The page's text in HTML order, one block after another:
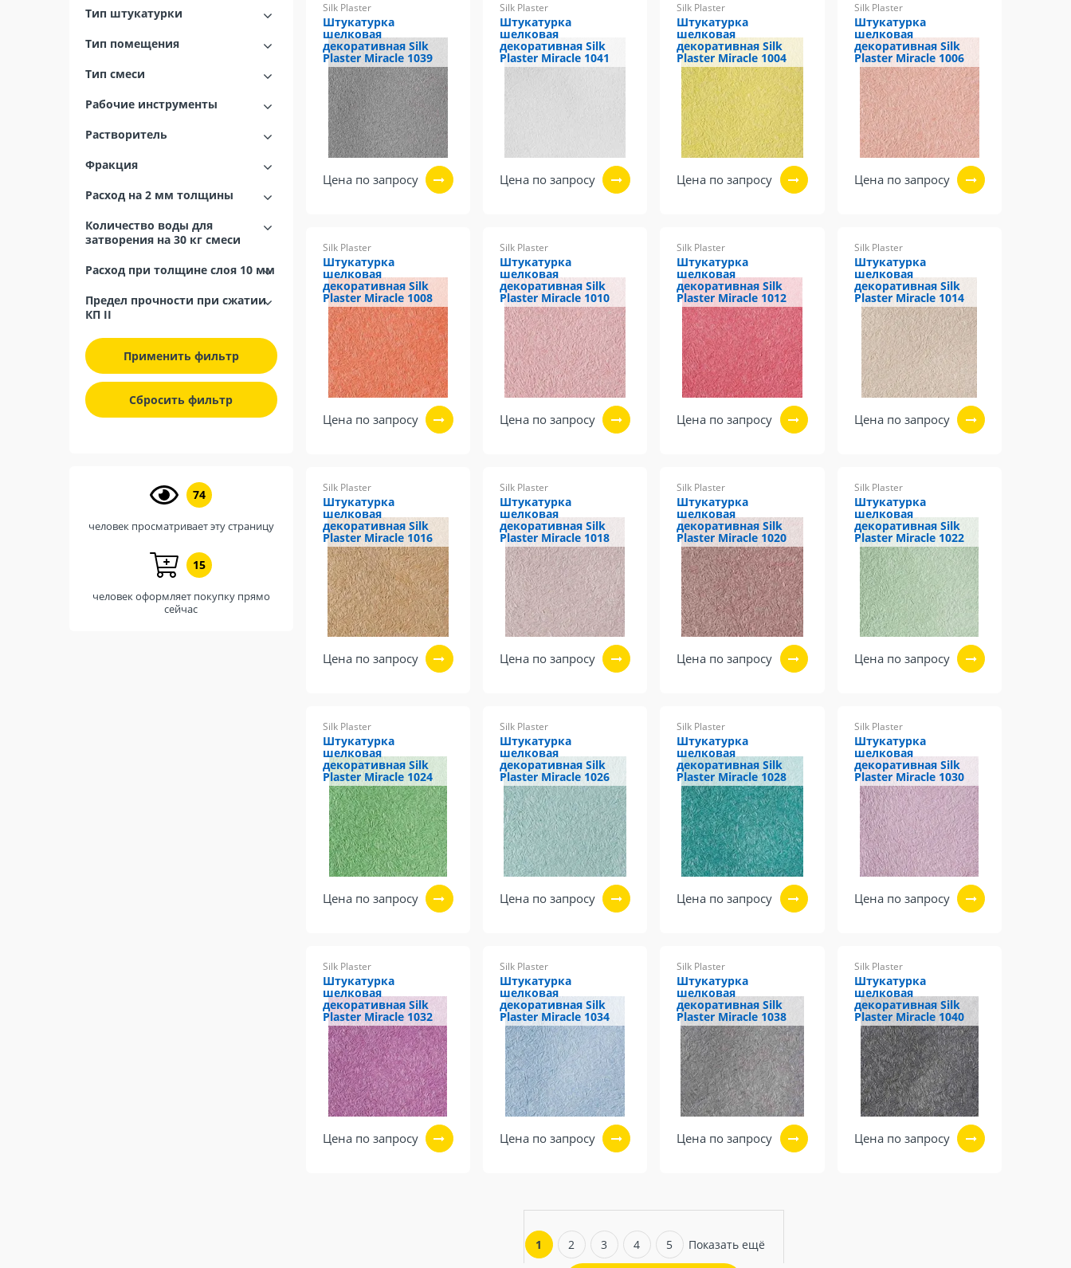
Тип штукатурки
Тип помещения
Тип смеси
Рабочие инструменты
Растворитель
Фракция
Расход на 2 мм толщины
Количество воды для
затворения на 30 кг смеси
Расход при толщине слоя 10 мм
Предел прочности при сжатии
КП II
Применить фильтр
Сбросить фильтр
74
человек просматривает эту страницу
15
человек оформляет покупку прямо
сейчас
Silk Plaster
Штукатурка
шелковая
декоративная Silk
Plaster Miracle 1039
Цена по запросу
Silk Plaster
Штукатурка
шелковая
декоративная Silk
Plaster Miracle 1041
Цена по запросу
Silk Plaster
Штукатурка
шелковая
декоративная Silk
Plaster Miracle 1004
Цена по запросу
Silk Plaster
Штукатурка
шелковая
декоративная Silk
Plaster Miracle 1006
Цена по запросу
Silk Plaster
Штукатурка
шелковая
декоративная Silk
Plaster Miracle 1008
Цена по запросу
Silk Plaster
Штукатурка
шелковая
декоративная Silk
Plaster Miracle 1010
Цена по запросу
Silk Plaster
Штукатурка
шелковая
декоративная Silk
Plaster Miracle 1012
Цена по запросу
Silk Plaster
Штукатурка
шелковая
декоративная Silk
Plaster Miracle 1014
Цена по запросу
Silk Plaster
Штукатурка
шелковая
декоративная Silk
Plaster Miracle 1016
Цена по запросу
Silk Plaster
Штукатурка
шелковая
декоративная Silk
Plaster Miracle 1018
Цена по запросу
Silk Plaster
Штукатурка
шелковая
декоративная Silk
Plaster Miracle 1020
Цена по запросу
Silk Plaster
Штукатурка
шелковая
декоративная Silk
Plaster Miracle 1022
Цена по запросу
Silk Plaster
Штукатурка
шелковая
декоративная Silk
Plaster Miracle 1024
Цена по запросу
Silk Plaster
Штукатурка
шелковая
декоративная Silk
Plaster Miracle 1026
Цена по запросу
Silk Plaster
Штукатурка
шелковая
декоративная Silk
Plaster Miracle 1028
Цена по запросу
Silk Plaster
Штукатурка
шелковая
декоративная Silk
Plaster Miracle 1030
Цена по запросу
Silk Plaster
Штукатурка
шелковая
декоративная Silk
Plaster Miracle 1032
Цена по запросу
Silk Plaster
Штукатурка
шелковая
декоративная Silk
Plaster Miracle 1034
Цена по запросу
Silk Plaster
Штукатурка
шелковая
декоративная Silk
Plaster Miracle 1038
Цена по запросу
Silk Plaster
Штукатурка
шелковая
декоративная Silk
Plaster Miracle 1040
Цена по запросу
1 2 3 4 5 Показать ещё